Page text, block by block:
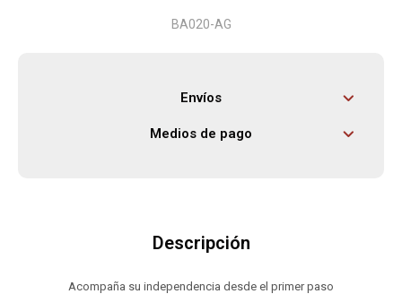
BA020-AG
Envíos
Medios de pago
Descripción
Acompaña su independencia desde el primer paso